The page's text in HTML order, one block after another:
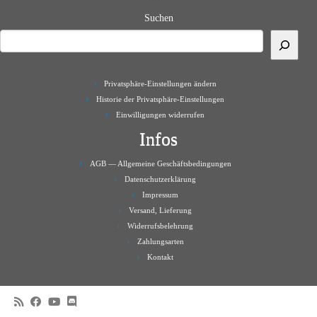
Suchen
Privatsphäre-Einstellungen ändern
Historie der Privatsphäre-Einstellungen
Einwilligungen widerrufen
Infos
AGB — Allgemeine Geschäftsbedingungen
Datenschutzerklärung
Impressum
Versand, Lieferung
Widerrufsbelehrung
Zahlungsarten
Kontakt